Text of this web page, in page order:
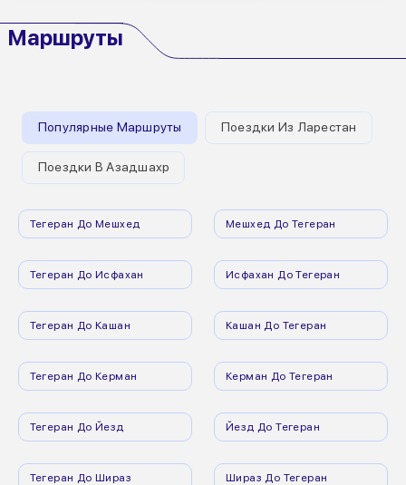
Маршруты
Популярные Маршруты Поездки Из Ларестан
Поездки В Азадшахр
Тегеран До Мешхед Мешхед До Тегеран
Тегеран До Исфахан Исфахан До Тегеран
Тегеран До Кашан Кашан До Тегеран
Тегеран До Керман Керман До Тегеран
Тегеран До Йезд Йезд До Тегеран
Тегеран До Шираз Шираз До Тегеран